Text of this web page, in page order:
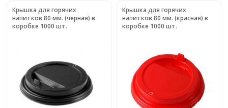
Крышка для горячих
напитков 80 мм. (черная) в
коробке 1000 шт.
Крышка для горячих
напитков 80 мм. (красная) в
коробке 1000 шт.